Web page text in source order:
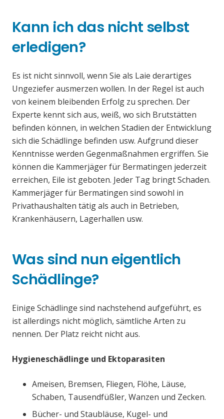
Kann ich das nicht selbst
erledigen?
Es ist nicht sinnvoll, wenn Sie als Laie derartiges
Ungeziefer ausmerzen wollen. In der Regel ist auch
von keinem bleibenden Erfolg zu sprechen. Der
Experte kennt sich aus, weiß, wo sich Brutstätten
befinden können, in welchen Stadien der Entwicklung
sich die Schädlinge befinden usw. Aufgrund dieser
Kenntnisse werden Gegenmaßnahmen ergriffen. Sie
können die Kammerjäger für Bermatingen jederzeit
erreichen, Eile ist geboten. Jeder Tag bringt Schaden.
Kammerjäger für Bermatingen sind sowohl in
Privathaushalten tätig als auch in Betrieben,
Krankenhäusern, Lagerhallen usw.
Was sind nun eigentlich
Schädlinge?
Einige Schädlinge sind nachstehend aufgeführt, es
ist allerdings nicht möglich, sämtliche Arten zu
nennen. Der Platz reicht nicht aus.
Hygieneschädlinge und Ektoparasiten
Ameisen, Bremsen, Fliegen, Flöhe, Läuse,
Schaben, Tausendfüßler, Wanzen und Zecken.
Bücher- und Staubläuse, Kugel- und